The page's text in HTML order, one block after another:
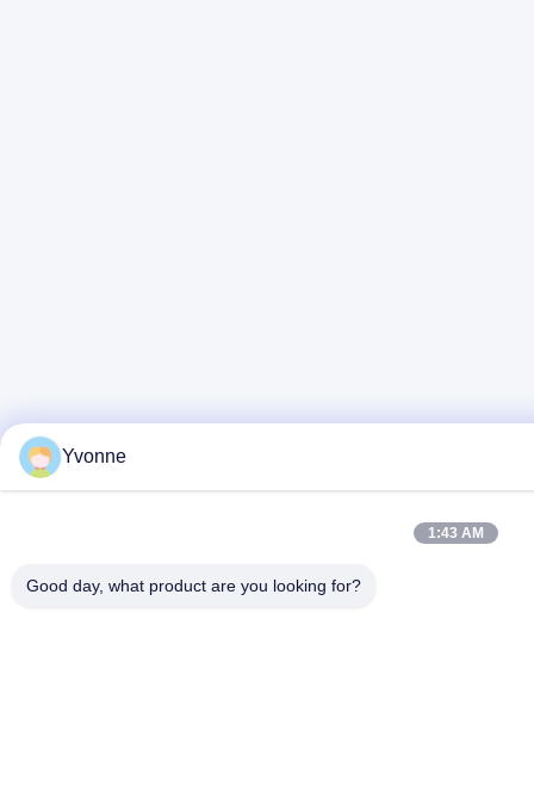
Yvonne
1:43 AM
Good day, what product are you looking for?